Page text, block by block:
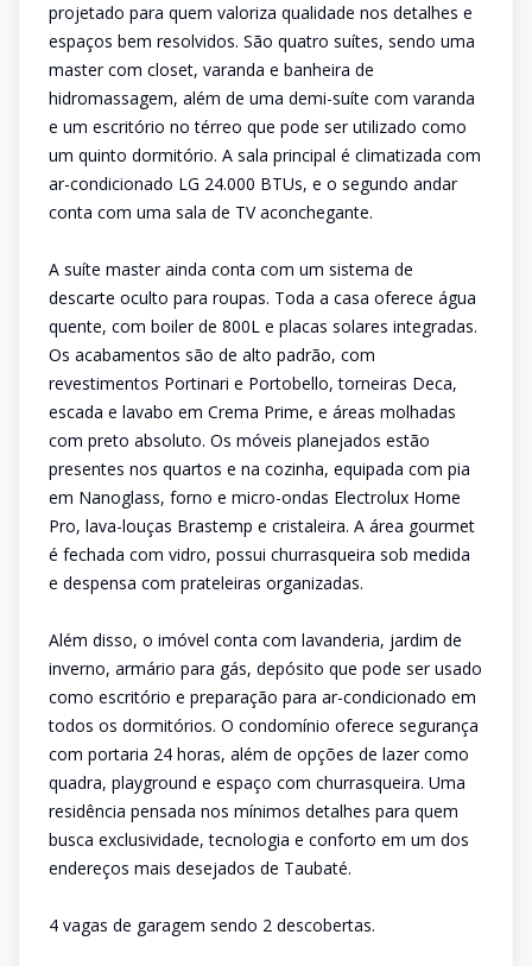
projetado para quem valoriza qualidade nos detalhes e
espaços bem resolvidos. São quatro suítes, sendo uma
master com closet, varanda e banheira de
hidromassagem, além de uma demi-suíte com varanda
e um escritório no térreo que pode ser utilizado como
um quinto dormitório. A sala principal é climatizada com
ar-condicionado LG 24.000 BTUs, e o segundo andar
conta com uma sala de TV aconchegante.
A suíte master ainda conta com um sistema de
descarte oculto para roupas. Toda a casa oferece água
quente, com boiler de 800L e placas solares integradas.
Os acabamentos são de alto padrão, com
revestimentos Portinari e Portobello, torneiras Deca,
escada e lavabo em Crema Prime, e áreas molhadas
com preto absoluto. Os móveis planejados estão
presentes nos quartos e na cozinha, equipada com pia
em Nanoglass, forno e micro-ondas Electrolux Home
Pro, lava-louças Brastemp e cristaleira. A área gourmet
é fechada com vidro, possui churrasqueira sob medida
e despensa com prateleiras organizadas.
Além disso, o imóvel conta com lavanderia, jardim de
inverno, armário para gás, depósito que pode ser usado
como escritório e preparação para ar-condicionado em
todos os dormitórios. O condomínio oferece segurança
com portaria 24 horas, além de opções de lazer como
quadra, playground e espaço com churrasqueira. Uma
residência pensada nos mínimos detalhes para quem
busca exclusividade, tecnologia e conforto em um dos
endereços mais desejados de Taubaté.
4 vagas de garagem sendo 2 descobertas.